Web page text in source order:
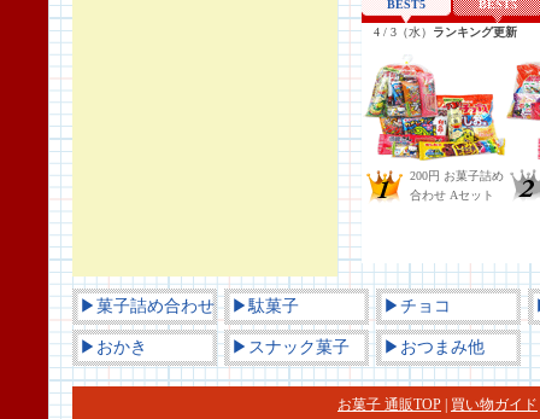
▶菓子詰め合わせ ▶駄菓子 ▶チョコ
▶おかき ▶スナック菓子 ▶おつまみ他
お菓子 通販TOP 買い物ガイド